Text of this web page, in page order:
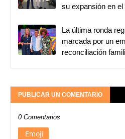
su expansión en el
La última ronda
marcada por un
reconciliación
PUBLICAR UN COMENTARIO
0 Comentarios
Emoji